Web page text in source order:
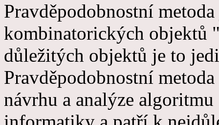
Pravděpodobnostní
kombinatorických objektů
důležitých objektů je to
Pravděpodobnostní
návrhu a analýze